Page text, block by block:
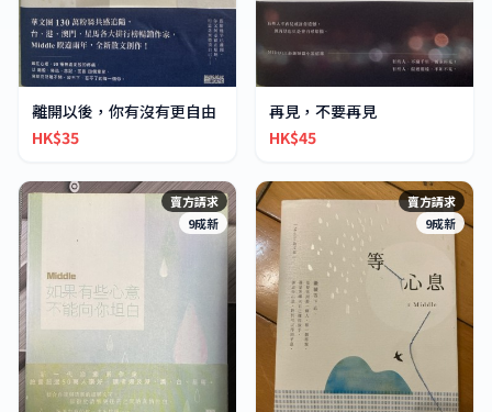
離開以後，你有沒有更自由
HK$35
再見，不要再見
HK$45
賣方請求
9成新
賣方請求
9成新